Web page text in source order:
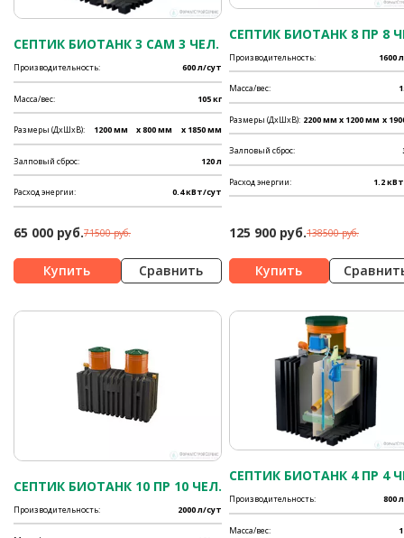
СЕПТИК БИОТАНК 3 САМ 3 ЧЕЛ.
Производительность: 600 л/сут
Масса/вес: 105 кг
Размеры (ДхШхВ): 1200 мм x 800 мм x 1850 мм
Залповый сброс: 120 л
Расход энергии: 0.4 кВт/сут
65 000 руб.71500 руб.
Сравнить
СЕПТИК БИОТАНК 8 ПР 8
Производительность: 1600
Масса/вес:
Размеры (ДхШхВ): 2200 мм x 1200 мм x
Залповый сброс:
Расход энергии: 1.2
125 900 руб.138500 руб.
СЕПТИК БИОТАНК 10 ПР 10 ЧЕЛ.
Производительность: 2000 л/сут
СЕПТИК БИОТАНК 4 ПР 4
Производительность: 800
Масса/вес: